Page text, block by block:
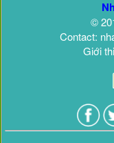
©
Contact:
Giới